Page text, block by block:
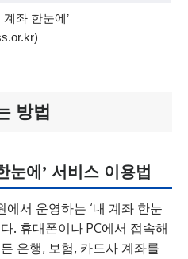
계좌 한눈에’
방법
눈에’ 서비스 이용법
서 운영하는 ‘내 계좌 한눈
. 휴대폰이나 PC에서 접속해
은행, 보험, 카드사 계좌를